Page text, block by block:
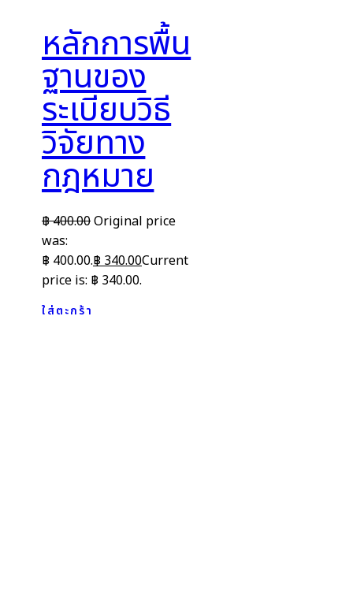
หลักการพื้น
ฐานของ
ระเบียบวิธี
วิจัยทาง
กฎหมาย
฿400.00Original price
was:
฿ 400.00.฿340.00Current
price is: ฿ 340.00.
ใส่ตะกร้า